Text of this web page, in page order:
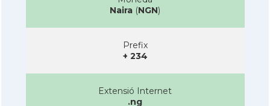
Naira (NGN)
Prefix
+ 234
Extensió Internet
.ng